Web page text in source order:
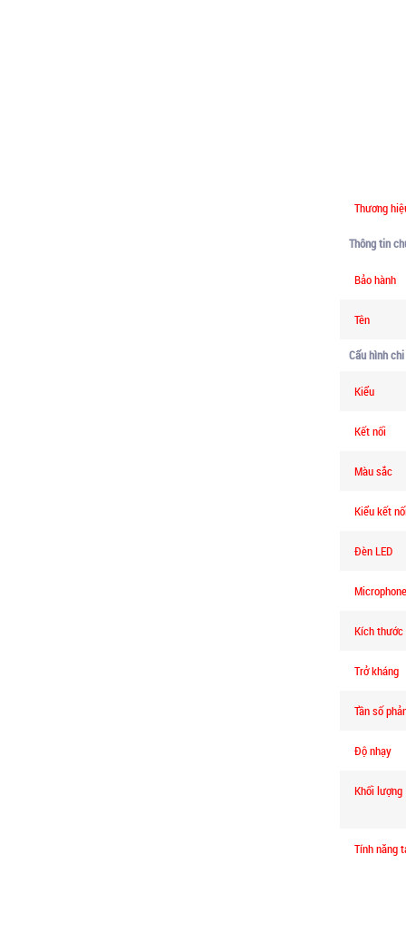
Thương
Thông tin
Bảo hành
Tên
Cấu hình
Kiểu
Kết nối
Màu sắc
Kiểu kết
Đèn LED
Microphone
Kích
Trở kháng
Tần số
Độ nhạy
Khối lượng
Tính năng